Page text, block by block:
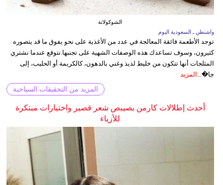
الشوكولاتة
واشنطن ـ السعودية اليوم
توجد الأطعمة فائقة المعالجة في عدد من الأغذية على نحو يفوق ما قد يتصوره
كثيرون، وسوف تساعدك هذه الوصفات الشهية على تجنبها.نتوقع عندما نشتري
المثلجات أنها تتكون من خليط لذيذ وغني بالدهون، كالكريمة أو الحليب، إلى
جا�...
المزيد
المزيد من التحقيقات السياحية
أحدث إطلالات كارمن بصيبص شعر قصير واختيارات مبتكرة
للأزياء